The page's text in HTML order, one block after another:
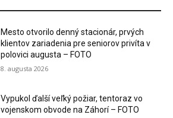
Mesto otvorilo denný stacionár, prvých
klientov zariadenia pre seniorov privíta v
polovici augusta – FOTO
8. augusta 2026
Vypukol ďalší veľký požiar, tentoraz vo
vojenskom obvode na Záhorí – FOTO